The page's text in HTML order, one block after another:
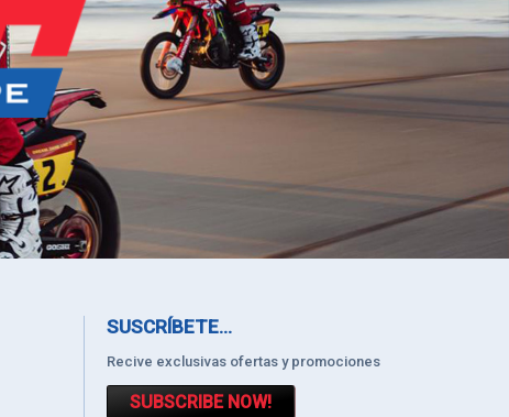
SUSCRÍBETE...
Recive exclusivas ofertas y promociones
SUBSCRIBE NOW!